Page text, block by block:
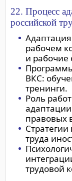
22. Процесс
российской
рабочем
и
ВКС:
тренинги.
Роль
правовых
труда
трудовой